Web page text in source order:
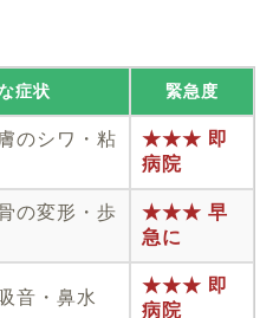
症状 緊急度
のシワ・粘
★★★ 即
病院
の変形・歩
★★★ 早
急に
音・鼻水
★★★ 即
病院